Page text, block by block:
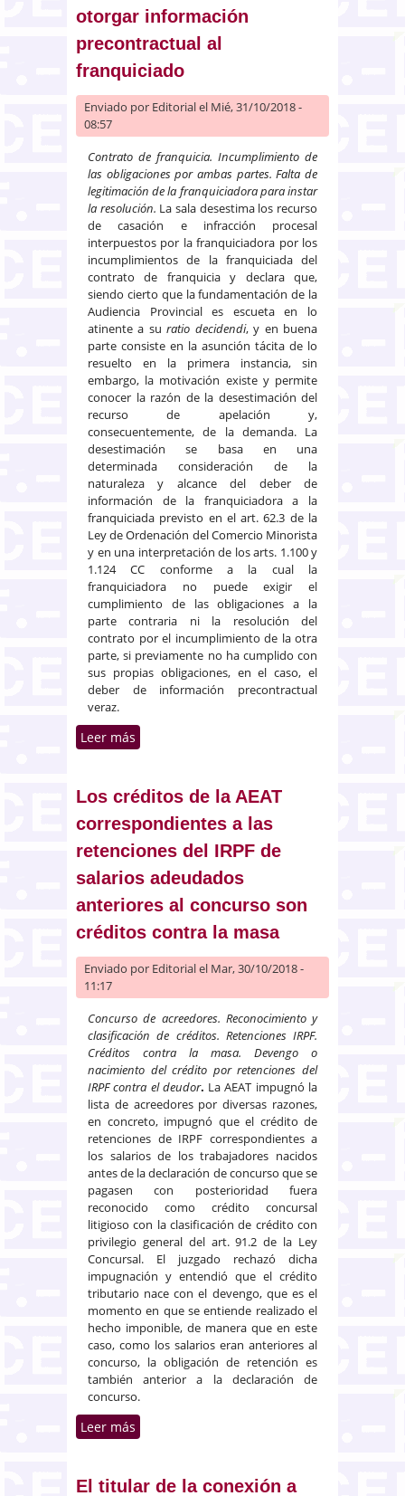
otorgar información
precontractual al
franquiciado
Enviado por Editorialel Mié, 31/10/2018 -
08:57
Contrato de franquicia. Incumplimiento de
las obligaciones por ambas partes. Falta de
legitimación de la franquiciadora para instar
la resolución. La sala desestima los recurso
de casación e infracción procesal
interpuestos por la franquiciadora por los
incumplimientos de la franquiciada del
contrato de franquicia y declara que,
siendo cierto que la fundamentación de la
Audiencia Provincial es escueta en lo
atinente a suratio decidendi, y en buena
parte consiste en la asunción tácita de lo
resuelto en la primera instancia, sin
embargo, la motivación existe y permite
conocer la razón de la desestimación del
recurso de apelación y,
consecuentemente, de la demanda. La
desestimación se basa en una
determinada consideración de la
naturaleza y alcance del deber de
información de la franquiciadora a la
franquiciada previsto en el art. 62.3 de la
Ley de Ordenación del Comercio Minorista
y en una interpretación de los arts. 1.100 y
1.124 CC conforme a la cual la
franquiciadora no puede exigir el
cumplimiento de las obligaciones a la
parte contraria ni la resolución del
contrato por el incumplimiento de la otra
parte, si previamente no ha cumplido con
sus propias obligaciones, en el caso, el
deber de información precontractual
veraz.
Leer más
Los créditos de la AEAT
correspondientes a las
retenciones del IRPF de
salarios adeudados
anteriores al concurso son
créditos contra la masa
Enviado por Editorialel Mar, 30/10/2018 -
11:17
Concurso de acreedores. Reconocimiento y
clasificación de créditos. Retenciones IRPF.
Créditos contra la masa.
Devengo o
nacimiento del crédito por retenciones del
IRPF contra el deudor. La AEAT impugnó la
lista de acreedores por diversas razones,
en concreto, impugnó que el crédito de
retenciones de IRPF correspondientes a
los salarios de los trabajadores nacidos
antes de la declaración de concurso que se
pagasen con posterioridad fuera
reconocido como crédito concursal
litigioso con la clasificación de crédito con
privilegio general del art. 91.2 de la Ley
Concursal. El juzgado rechazó dicha
impugnación y entendió que el crédito
tributario nace con el devengo, que es el
momento en que se entiende realizado el
hecho imponible, de manera que en este
caso, como los salarios eran anteriores al
concurso, la obligación de retención es
también anterior a la declaración de
concurso.
Leer más
adeudados anteriores al
El titular de la conexión a